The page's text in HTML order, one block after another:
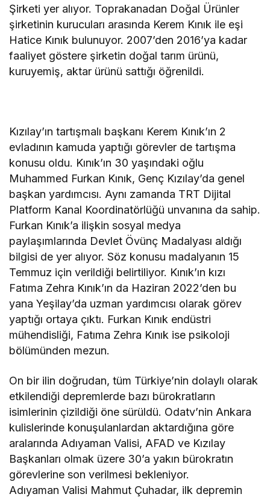
Şirketi yer alıyor. Toprakanadan Doğal Ürünler
şirketinin kurucuları arasında Kerem Kınık ile eşi
Hatice Kınık bulunuyor. 2007’den 2016’ya kadar
faaliyet göstere şirketin doğal tarım ürünü,
kuruyemiş, aktar ürünü sattığı öğrenildi.
Kızılay’ın tartışmalı başkanı Kerem Kınık’ın 2
evladının kamuda yaptığı görevler de tartışma
konusu oldu. Kınık’ın 30 yaşındaki oğlu
Muhammed Furkan Kınık, Genç Kızılay’da genel
başkan yardımcısı. Aynı zamanda TRT Dijital
Platform Kanal Koordinatörlüğü unvanına da sahip.
Furkan Kınık’a ilişkin sosyal medya
paylaşımlarında Devlet Övünç Madalyası aldığı
bilgisi de yer alıyor. Söz konusu madalyanın 15
Temmuz için verildiği belirtiliyor. Kınık’ın kızı
Fatıma Zehra Kınık’ın da Haziran 2022’den bu
yana Yeşilay’da uzman yardımcısı olarak görev
yaptığı ortaya çıktı. Furkan Kınık endüstri
mühendisliği, Fatıma Zehra Kınık ise psikoloji
bölümünden mezun.
On bir ilin doğrudan, tüm Türkiye’nin dolaylı olarak
etkilendiği depremlerde bazı bürokratların
isimlerinin çizildiği öne sürüldü. Odatv’nin Ankara
kulislerinde konuşulanlardan aktardığına göre
aralarında Adıyaman Valisi, AFAD ve Kızılay
Başkanları olmak üzere 30’a yakın bürokratın
görevlerine son verilmesi bekleniyor.
Adıyaman Valisi Mahmut Çuhadar, ilk depremin